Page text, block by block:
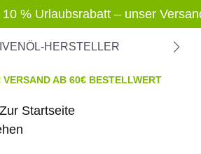
HERSTELLER
VERSAND AB 60€ BESTELLWERT
10 % Urlaubsrabatt – unser